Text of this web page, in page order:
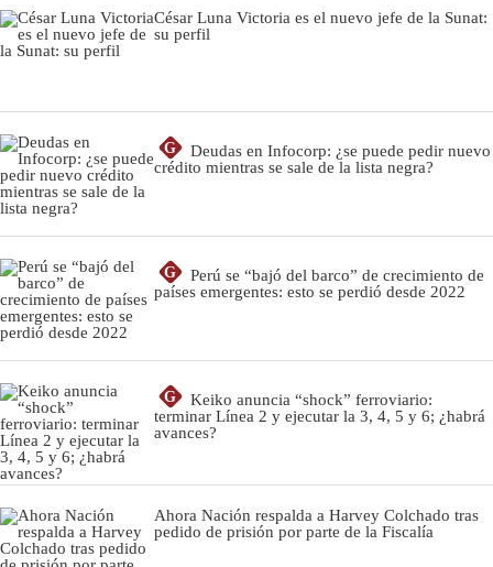
César Luna Victoria es el nuevo jefe de la Sunat:
su perfil
G
Deudas en Infocorp: ¿se puede pedir nuevo
crédito mientras se sale de la lista negra?
G
Perú se “bajó del barco” de crecimiento de
países emergentes: esto se perdió desde 2022
G
Keiko anuncia “shock” ferroviario:
terminar Línea 2 y ejecutar la 3, 4, 5 y 6; ¿habrá
avances?
Ahora Nación respalda a Harvey Colchado tras
pedido de prisión por parte de la Fiscalía